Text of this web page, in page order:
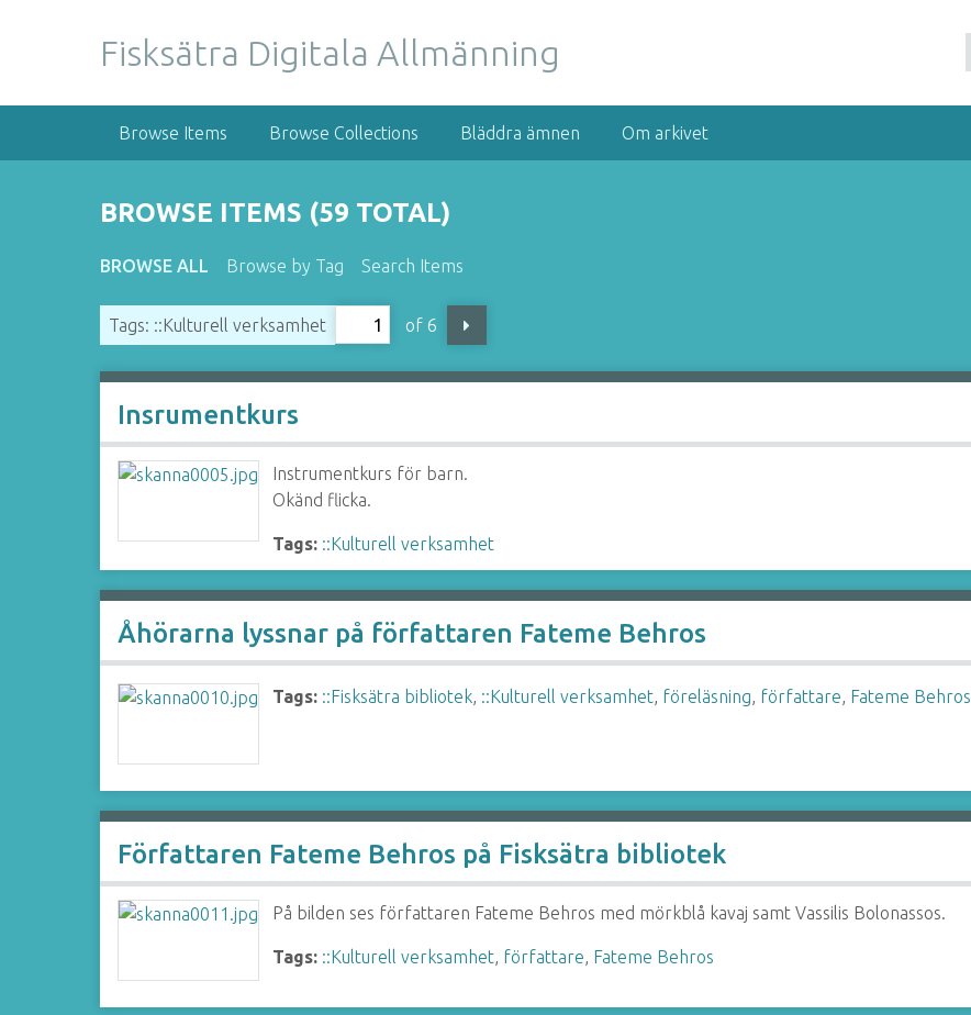
Fisksätra Digitala Allmänning
Browse Items Browse Collections Bläddra ämnen Om arkivet
BROWSE ITEMS (59 TOTAL)
BROWSE ALL Browse by Tag Search Items
Tags: ::Kulturell verksamhet of 6
Insrumentkurs
Instrumentkurs för barn.
Okänd flicka.
Tags: ::Kulturell verksamhet
Åhörarna lyssnar på författaren Fateme Behros
Tags: ::Fisksätra bibliotek, ::Kulturell verksamhet, föreläsning, författare, Fateme Behros
Författaren Fateme Behros på Fisksätra bibliotek
På bilden ses författaren Fateme Behros med mörkblå kavaj samt Vassilis Bolonassos.
Tags: ::Kulturell verksamhet, författare, Fateme Behros